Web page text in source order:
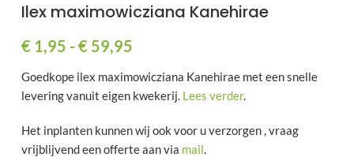
Ilex maximowicziana Kanehirae
€ 1,95 -€ 59,95
Goedkope ilex maximowicziana Kanehirae met een snelle
levering vanuit eigen kwekerij. Lees verder.
Het inplanten kunnen wij ook voor u verzorgen , vraag
vrijblijvend een offerte aan via mail.